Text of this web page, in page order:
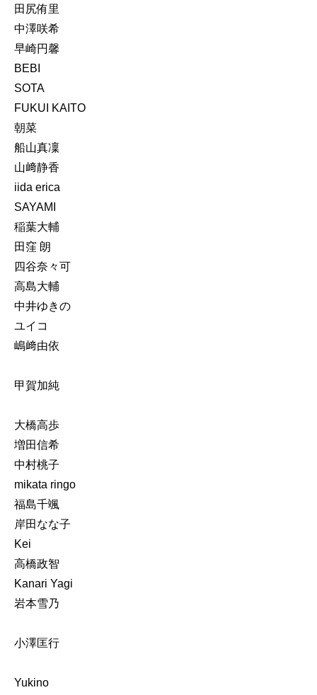
田尻侑里
中澤咲希
早崎円馨
BEBI
SOTA
FUKUI KAITO
朝菜
船山真凜
山﨑静香
iida erica
SAYAMI
稲葉大輔
田窪 朗
四谷奈々可
高島大輔
中井ゆきの
ユイコ
嶋﨑由依
甲賀加純
大橋高歩
増田信希
中村桃子
mikata ringo
福島千颯
岸田なな子
Kei
高橋政智
Kanari Yagi
岩本雪乃
小澤匡行
Yukino